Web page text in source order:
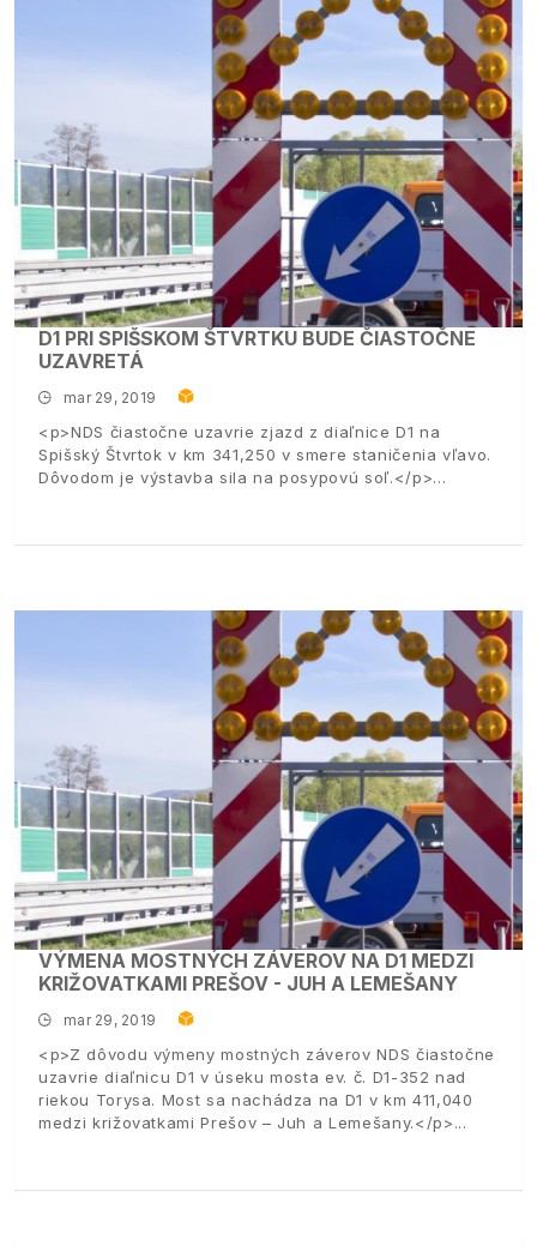
D1 PRI SPIŠSKOM ŠTVRTKU BUDE ČIASTOČNE
UZAVRETÁ
mar 29, 2019
<p>NDS čiastočne uzavrie zjazd z diaľnice D1 na
Spišský Štvrtok v km 341,250 v smere staničenia vľavo.
Dôvodom je výstavba sila na posypovú soľ.</p>
VÝMENA MOSTNÝCH ZÁVEROV NA D1 MEDZI
KRIŽOVATKAMI PREŠOV - JUH A LEMEŠANY
mar 29, 2019
<p>Z dôvodu výmeny mostných záverov NDS čiastočne
uzavrie diaľnicu D1 v úseku mosta ev. č. D1-352 nad
riekou Torysa. Most sa nachádza na D1 v km 411,040
medzi križovatkami Prešov – Juh a Lemešany.</p>